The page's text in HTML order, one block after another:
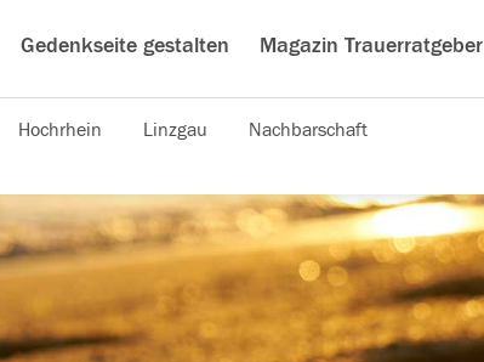
Gedenkseite gestalten Magazin Trauerratgeber
Hochrhein Linzgau Nachbarschaft